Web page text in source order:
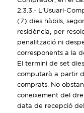
2.3.3.- L’Usuari-
(7) dies hàbils,
residència, per
penalització ni
corresponents a la
El termini de set
computarà a partir
comprats. No
coneixement del
data de recepció